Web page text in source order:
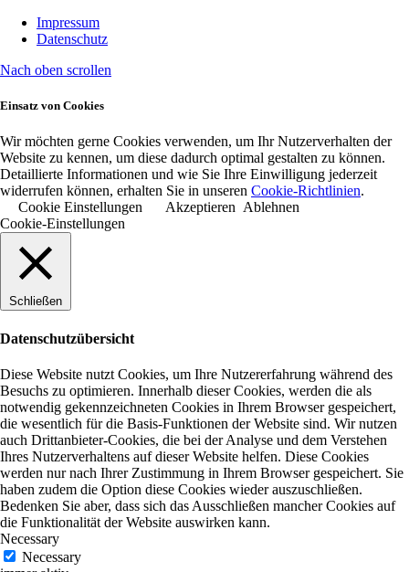
Impressum
Datenschutz
Nach oben scrollen
Einsatz von Cookies
Wir möchten gerne Cookies verwenden, um Ihr Nutzerverhalten der
Website zu kennen, um diese dadurch optimal gestalten zu können.
Detaillierte Informationen und wie Sie Ihre Einwilligung jederzeit
widerrufen können, erhalten Sie in unseren Cookie-Richtlinien.
Cookie Einstellungen
Akzeptieren Ablehnen
Cookie-Einstellungen
Schließen
Datenschutzübersicht
Diese Website nutzt Cookies, um Ihre Nutzererfahrung während des
Besuchs zu optimieren. Innerhalb dieser Cookies, werden die als
notwendig gekennzeichneten Cookies in Ihrem Browser gespeichert,
die wesentlich für die Basis-Funktionen der Website sind. Wir nutzen
auch Drittanbieter-Cookies, die bei der Analyse und dem Verstehen
Ihres Nutzerverhaltens auf dieser Website helfen. Diese Cookies
werden nur nach Ihrer Zustimmung in Ihrem Browser gespeichert. Sie
haben zudem die Option diese Cookies wieder auszuschließen.
Bedenken Sie aber, dass sich das Ausschließen mancher Cookies auf
die Funktionalität der Website auswirken kann.
Necessary
Necessary